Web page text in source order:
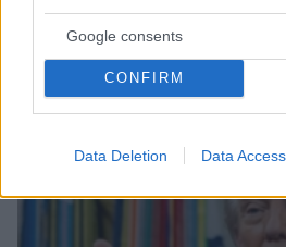
Google consents
CONFIRM
Data Deletion Data Access
Οι Γιατροί Χωρίς Σύνορα ζητούν
βοήθειας στη Γάζα